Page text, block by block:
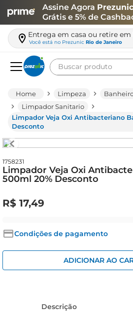
Assine Agora
Grátis e 5% de
Entrega em casa ou retire em
Você está no Prezunic Rio de Janeiro
Buscar produto
Limpeza
Limpador Sanitario
Limpador Veja Oxi Antibacteriano
Desconto
1758231
Limpador Veja Oxi
500ml 20% Desconto
R$ 17,49
Condições de pagamento
ADICIONAR AO
Descrição
leite
arroz
biscoito
iogurte
papel higiênico